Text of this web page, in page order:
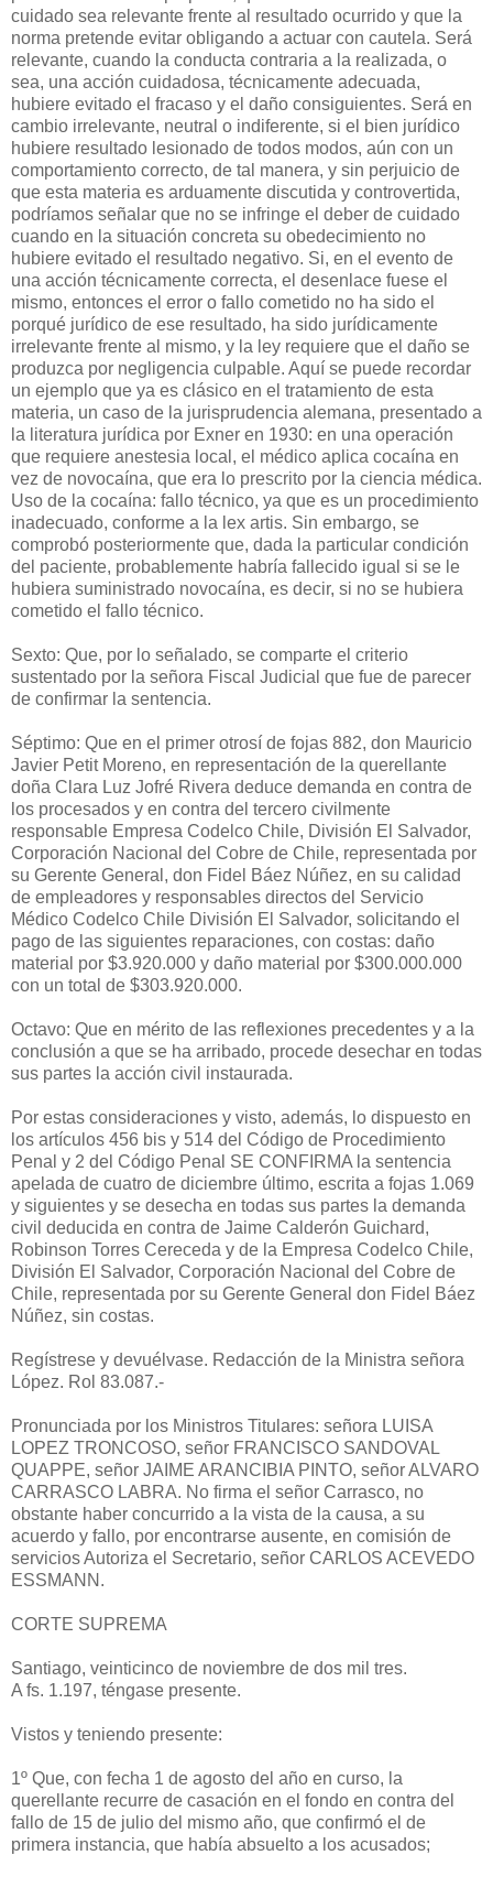
cuidado sea relevante frente al resultado ocurrido y que la
norma pretende evitar obligando a actuar con cautela. Será
relevante, cuando la conducta contraria a la realizada, o
sea, una acción cuidadosa, técnicamente adecuada,
hubiere evitado el fracaso y el daño consiguientes. Será en
cambio irrelevante, neutral o indiferente, si el bien jurídico
hubiere resultado lesionado de todos modos, aún con un
comportamiento correcto, de tal manera, y sin perjuicio de
que esta materia es arduamente discutida y controvertida,
podríamos señalar que no se infringe el deber de cuidado
cuando en la situación concreta su obedecimiento no
hubiere evitado el resultado negativo. Si, en el evento de
una acción técnicamente correcta, el desenlace fuese el
mismo, entonces el error o fallo cometido no ha sido el
porqué jurídico de ese resultado, ha sido jurídicamente
irrelevante frente al mismo, y la ley requiere que el daño se
produzca por negligencia culpable. Aquí se puede recordar
un ejemplo que ya es clásico en el tratamiento de esta
materia, un caso de la jurisprudencia alemana, presentado a
la literatura jurídica por Exner en 1930: en una operación
que requiere anestesia local, el médico aplica cocaína en
vez de novocaína, que era lo prescrito por la ciencia médica.
Uso de la cocaína: fallo técnico, ya que es un procedimiento
inadecuado, conforme a la lex artis. Sin embargo, se
comprobó posteriormente que, dada la particular condición
del paciente, probablemente habría fallecido igual si se le
hubiera suministrado novocaína, es decir, si no se hubiera
cometido el fallo técnico.
Sexto: Que, por lo señalado, se comparte el criterio
sustentado por la señora Fiscal Judicial que fue de parecer
de confirmar la sentencia.
Séptimo: Que en el primer otrosí de fojas 882, don Mauricio
Javier Petit Moreno, en representación de la querellante
doña Clara Luz Jofré Rivera deduce demanda en contra de
los procesados y en contra del tercero civilmente
responsable Empresa Codelco Chile, División El Salvador,
Corporación Nacional del Cobre de Chile, representada por
su Gerente General, don Fidel Báez Núñez, en su calidad
de empleadores y responsables directos del Servicio
Médico Codelco Chile División El Salvador, solicitando el
pago de las siguientes reparaciones, con costas: daño
material por $3.920.000 y daño material por $300.000.000
con un total de $303.920.000.
Octavo: Que en mérito de las reflexiones precedentes y a la
conclusión a que se ha arribado, procede desechar en todas
sus partes la acción civil instaurada.
Por estas consideraciones y visto, además, lo dispuesto en
los artículos 456 bis y 514 del Código de Procedimiento
Penal y 2 del Código Penal SE CONFIRMA la sentencia
apelada de cuatro de diciembre último, escrita a fojas 1.069
y siguientes y se desecha en todas sus partes la demanda
civil deducida en contra de Jaime Calderón Guichard,
Robinson Torres Cereceda y de la Empresa Codelco Chile,
División El Salvador, Corporación Nacional del Cobre de
Chile, representada por su Gerente General don Fidel Báez
Núñez, sin costas.
Regístrese y devuélvase. Redacción de la Ministra señora
López. Rol 83.087.-
Pronunciada por los Ministros Titulares: señora LUISA
LOPEZ TRONCOSO, señor FRANCISCO SANDOVAL
QUAPPE, señor JAIME ARANCIBIA PINTO, señor ALVARO
CARRASCO LABRA. No firma el señor Carrasco, no
obstante haber concurrido a la vista de la causa, a su
acuerdo y fallo, por encontrarse ausente, en comisión de
servicios Autoriza el Secretario, señor CARLOS ACEVEDO
ESSMANN.
CORTE SUPREMA
Santiago, veinticinco de noviembre de dos mil tres.
A fs. 1.197, téngase presente.
Vistos y teniendo presente:
1º Que, con fecha 1 de agosto del año en curso, la
querellante recurre de casación en el fondo en contra del
fallo de 15 de julio del mismo año, que confirmó el de
primera instancia, que había absuelto a los acusados;